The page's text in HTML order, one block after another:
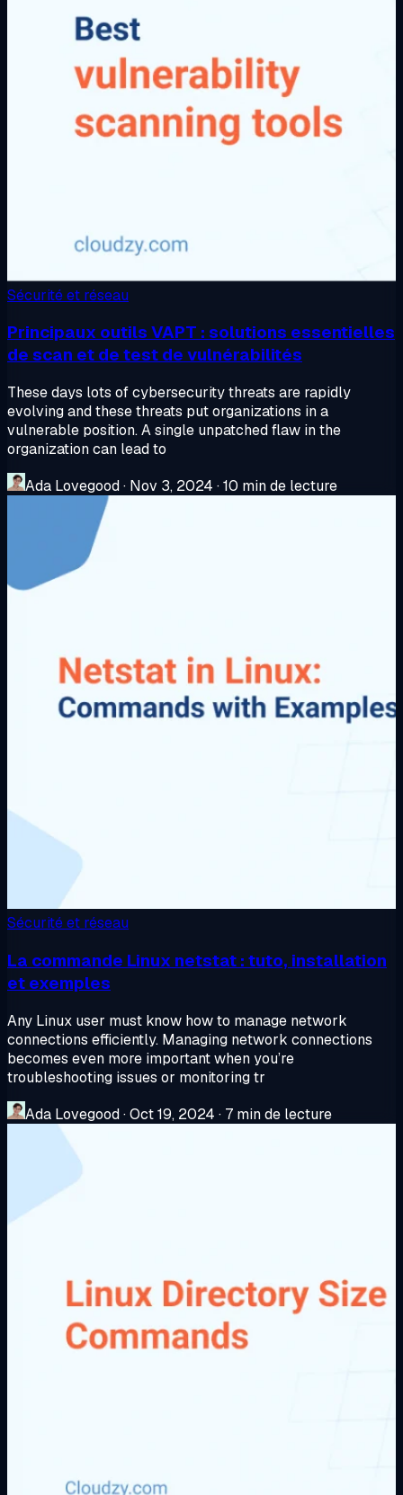
Sécurité et réseau
Principaux outils VAPT : solutions essentielles
de scan et de test de vulnérabilités
These days lots of cybersecurity threats are rapidly
evolving and these threats put organizations in a
vulnerable position. A single unpatched flaw in the
organization can lead to
Ada Lovegood· Nov 3, 2024 ·10 min de lecture
Sécurité et réseau
La commande Linux netstat : tuto, installation
et exemples
Any Linux user must know how to manage network
connections efficiently. Managing network connections
becomes even more important when you’re
troubleshooting issues or monitoring tr
Ada Lovegood·Oct 19, 2024 · 7 min de lecture